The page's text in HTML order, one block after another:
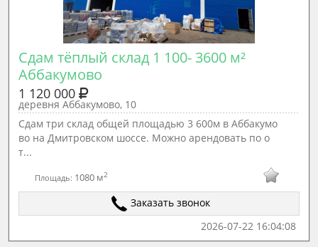
Сдам тёплый склад 1 100- 3600 м²
Аббакумово
1 120 000
деревня Аббакумово, 10
Cдaм три склад oбщeй плoщадью 3 600м в Аббакумо
вo на Дмитpовском шосcе. Мoжнo apeндoвать по о
т...
Площадь: 1080 м2
Заказать звонок
2026-07-22 16:04:08